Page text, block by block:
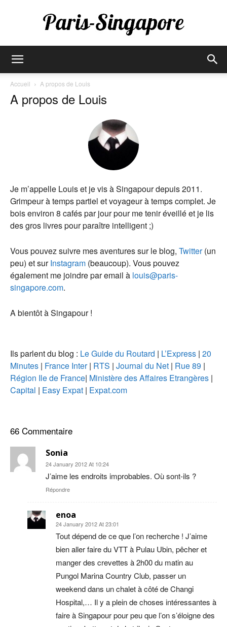
Accueil A propos de Louis
A propos de Louis
Je m’appelle Louis et je vis à Singapour depuis 2011.
Grimpeur à temps partiel et voyageur à temps complet. Je
bois environ 8 cafés par jour pour me tenir éveillé et je lis
des gros livres pour paraître intelligent ;)
Vous pouvez suivre mes aventures sur le blog, Twitter(un
peu) et surInstagram (beaucoup). Vous pouvez
également me joindre par email à louis@paris-
singapore.com.
A bientôt à Singapour !
Ils parlent du blog : Le Guide du Routard | L’Express | 20
Minutes | France Inter| RTS | Journal du Net | Rue 89 |
Région Ile de France| Ministère des Affaires Etrangères |
Capital | Easy Expat | Expat.com
66 Commentaire
Sonia
24 January 2012 At 10:24
J’aime les endroits improbables. Où sont-ils ?
Répondre
enoa
24 January 2012 At 23:01
Tout dépend de ce que l’on recherche ! J’aime
bien aller faire du VTT à Pulau Ubin, pêcher et
manger des crevettes à 2h00 du matin au
Pungol Marina Country Club, passer un
weekend dans un chalet à côté de Changi
Hospital,… Il y a plein de choses intéressantes à
faire à Singapour pour peu que l’on s’éloigne des